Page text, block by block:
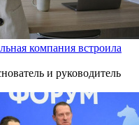
компания встроила
и руководитель